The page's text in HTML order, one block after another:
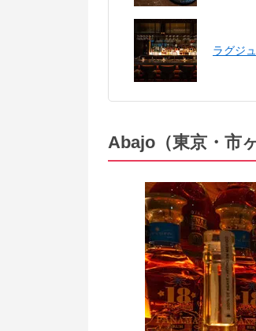
ラグジ
Abajo（東京・市ヶ